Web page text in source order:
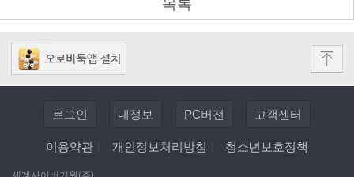
목록
로그인 내정보 PC버전 고객센터
이용약관 개인정보처리방침 청소년보호정책